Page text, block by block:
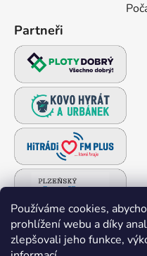
Používáme cookies,
prohlížení webu a díky
zlepšovali jeho funkce,
Partneři